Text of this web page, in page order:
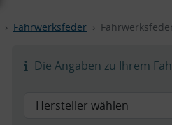
Fahrwerksfeder
Die Angaben zu Ihrem